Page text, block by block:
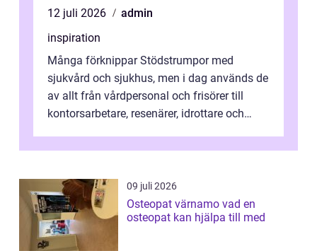
12 juli 2026
admin
inspiration
Många förknippar Stödstrumpor med
sjukvård och sjukhus, men i dag används de
av allt från vårdpersonal och frisörer till
kontorsarbetare, resenärer, idrottare och
09 juli 2026
Osteopat värnamo vad en
osteopat kan hjälpa till med